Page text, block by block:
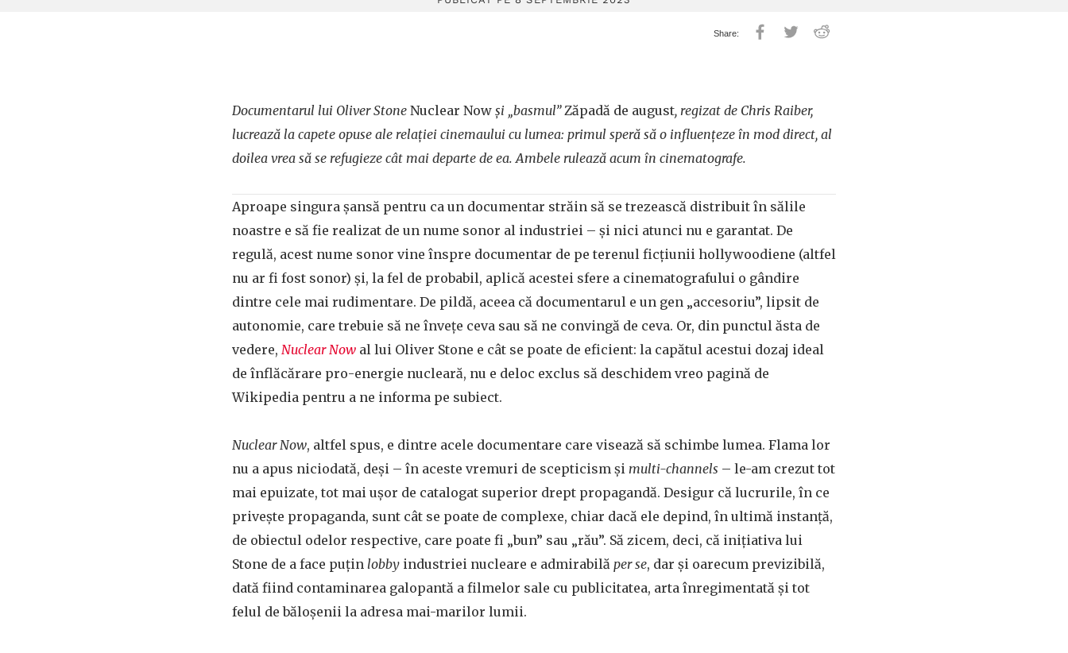
Documentarul lui Oliver Stone Nuclear Now și „basmul”Zăpadă de august, regizat de Chris Raiber,
lucrează la capete opuse ale relației cinemaului cu lumea: primul speră să o influențeze în mod direct, al
doilea vrea să se refugieze cât mai departe de ea. Ambele rulează acum în cinematografe.
Aproape singura șansă pentru ca un documentar străin să se trezească distribuit în sălile
noastre e să fie realizat de un nume sonor al industriei – și nici atunci nu e garantat. De
regulă, acest nume sonor vine înspre documentar de pe terenul ficțiunii hollywoodiene (altfel
nu ar fi fost sonor) și, la fel de probabil, aplică acestei sfere a cinematografului o gândire
dintre cele mai rudimentare. De pildă, aceea că documentarul e un gen „accesoriu”, lipsit de
autonomie, care trebuie să ne învețe ceva sau să ne convingă de ceva. Or, din punctul ăsta de
vedere, Nuclear Now al lui Oliver Stone e cât se poate de eficient: la capătul acestui dozaj ideal
de înflăcărare pro-energie nucleară, nu e deloc exclus să deschidem vreo pagină de
Wikipedia pentru a ne informa pe subiect.
Nuclear Now, altfel spus, e dintre acele documentare care visează să schimbe lumea. Flama lor
nu a apus niciodată, deși – în aceste vremuri de scepticism și multi-channels – le-am crezut tot
mai epuizate, tot mai ușor de catalogat superior drept propagandă. Desigur că lucrurile, în ce
privește propaganda, sunt cât se poate de complexe, chiar dacă ele depind, în ultimă instanță,
de obiectul odelor respective, care poate fi „bun” sau „rău”. Să zicem, deci, că inițiativa lui
Stone de a face puțin lobby industriei nucleare e admirabilă per se, dar și oarecum previzibilă,
dată fiind contaminarea galopantă a filmelor sale cu publicitatea, arta înregimentată și tot
felul de băloșenii la adresa mai-marilor lumii.